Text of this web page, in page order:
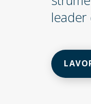
leader